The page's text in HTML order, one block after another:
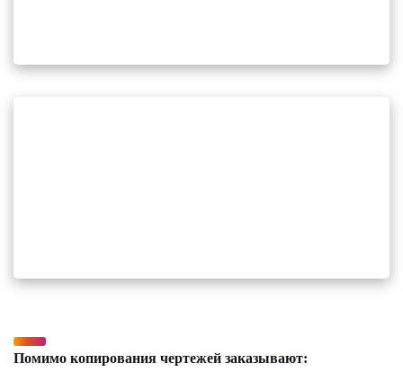
Помимо копирования чертежей заказывают: